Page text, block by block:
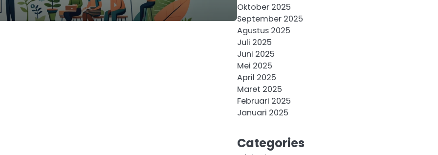
Oktober 2025
September 2025
Agustus 2025
Juli 2025
Juni 2025
Mei 2025
April 2025
Maret 2025
Februari 2025
Januari 2025
Categories